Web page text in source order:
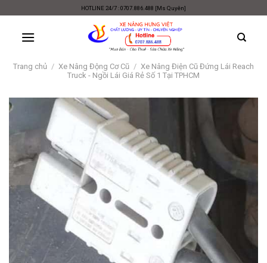
content
HOTLINE 24/7 : 0707.886.488 [Ms Quyên]
Trang chủ / Xe Nâng Động Cơ Cũ / Xe Nâng Điện Cũ Đứng Lái Reach
Truck - Ngồi Lái Giá Rẻ Số 1 Tại TPHCM